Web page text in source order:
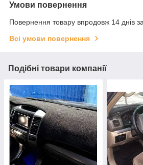
Умови повернення
Повернення товару впродовж 14 днів
Всі умови повернення
Подібні товари компанії